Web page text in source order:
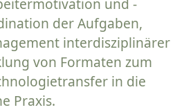
und -
der Aufgaben,
interdisziplinärer
von Formaten zum
in die
Praxis.